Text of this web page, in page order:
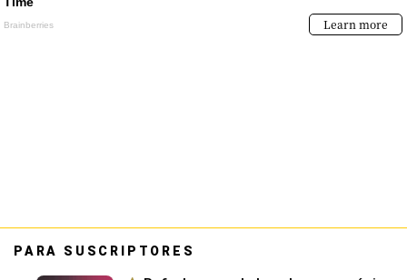
PARA SUSCRIPTORES